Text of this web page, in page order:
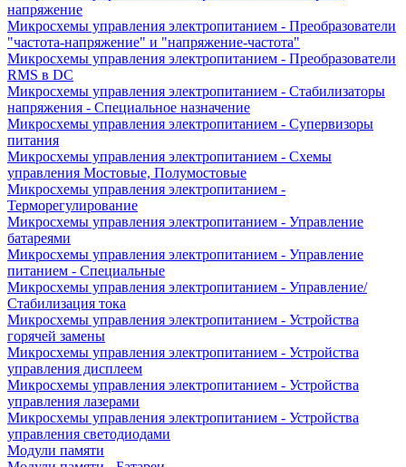
напряжение
Микросхемы управления электропитанием - Преобразователи
"частота-напряжение" и "напряжение-частота"
Микросхемы управления электропитанием - Преобразователи
RMS в DC
Микросхемы управления электропитанием - Стабилизаторы
напряжения - Специальное назначение
Микросхемы управления электропитанием - Супервизоры
питания
Микросхемы управления электропитанием - Схемы
управления Мостовые, Полумостовые
Микросхемы управления электропитанием -
Терморегулирование
Микросхемы управления электропитанием - Управление
батареями
Микросхемы управления электропитанием - Управление
питанием - Специальные
Микросхемы управления электропитанием - Управление/
Стабилизация тока
Микросхемы управления электропитанием - Устройства
горячей замены
Микросхемы управления электропитанием - Устройства
управления дисплеем
Микросхемы управления электропитанием - Устройства
управления лазерами
Микросхемы управления электропитанием - Устройства
управления светодиодами
Модули памяти